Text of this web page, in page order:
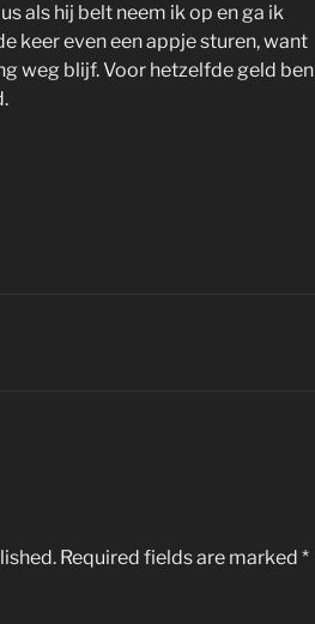
als hij belt neem ik op en ga ik
keer even een appje sturen, want
weg blijf. Voor hetzelfde geld ben
Required fields are marked *